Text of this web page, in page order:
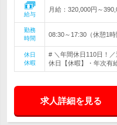
給与
月給：320,000円～
勤務
時間
08:30～17:30（休憩1
休日
休暇
# ＼年間休日110日！
休日【休暇】・年次有
求人詳細を見る